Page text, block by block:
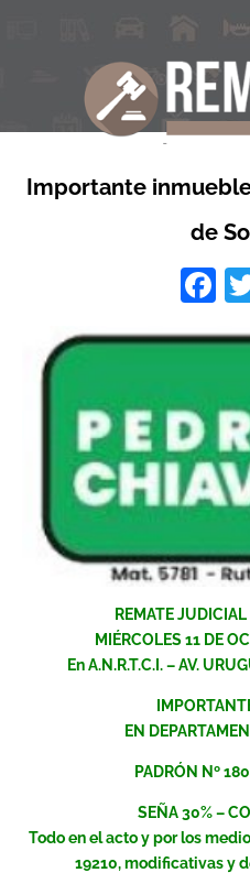
Importante
de
REMATE
MIÉRCOLES 11 DE
En A.N.R.T.C.I. – AV.
EN
PADRÓN Nº
SEÑA 30% –
Todo en el acto y por los
19210, modificativas y